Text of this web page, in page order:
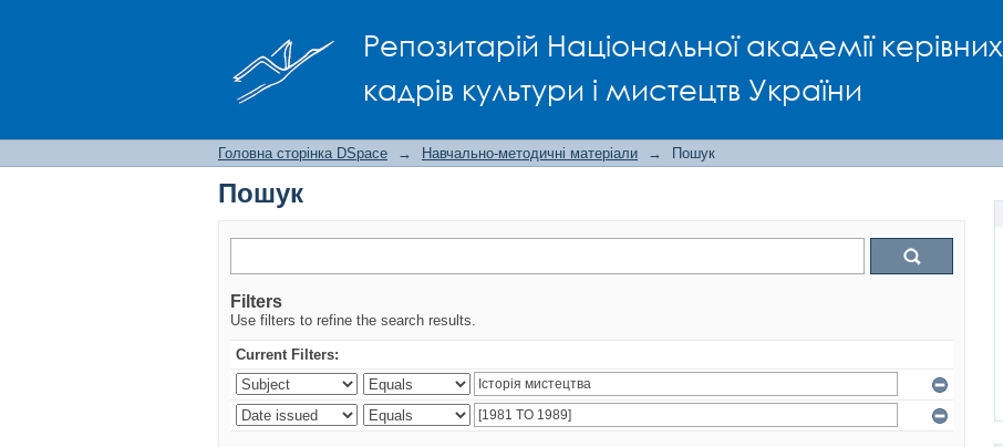
Репозитарій Національної академії керівних
кадрів культури і мистецтв України
Головна сторінка DSpace → Навчально-методичні матеріали → Пошук
Пошук
Filters
Use filters to refine the search results.
Current Filters: